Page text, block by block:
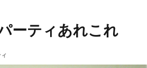
ーティあれこれ